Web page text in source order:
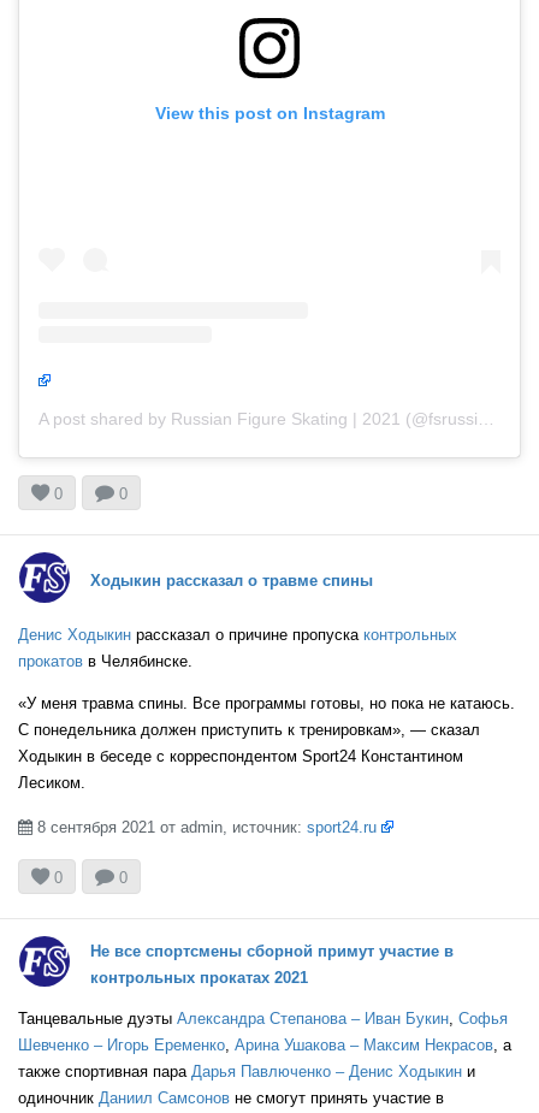
View this post on Instagram
0  0
Ходыкин рассказал о травме спины
Денис Ходыкин рассказал о причине пропуска контрольных
прокатов в Челябинске.
«У меня травма спины. Все программы готовы, но пока не катаюсь.
С понедельника должен приступить к тренировкам», — сказал
Ходыкин в беседе с корреспондентом Sport24 Константином
Лесиком.
 8 сентября 2021 от admin, источник: sport24.ru
0  0
Не все спортсмены сборной примут участие в
контрольных прокатах 2021
Танцевальные дуэты Александра Степанова – Иван Букин Софья
Шевченко – Игорь Еременко Арина Ушакова – Максим Некрасов , а
также спортивная пара Дарья Павлюченко – Денис Ходыкин и
одиночник Даниил Самсонов не смогут принять участие в